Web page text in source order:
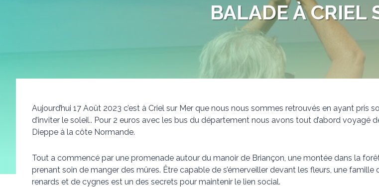
BALADE À CRIEL
Aujourd’hui 17 Août 2023 c’est à Criel sur Mer que nous nous sommes retrouvés en ayant pris
d’inviter le soleil.. Pour 2 euros avec les bus du département nous avons tout d’abord voyagé
Dieppe à la côte Normande.
Tout a commencé par une promenade autour du manoir de Briançon, une montée dans la
prenant soin de manger des mûres. Être capable de s’émerveiller devant les fleurs, une famille
renards et de cygnes est un des secrets pour maintenir le lien social.